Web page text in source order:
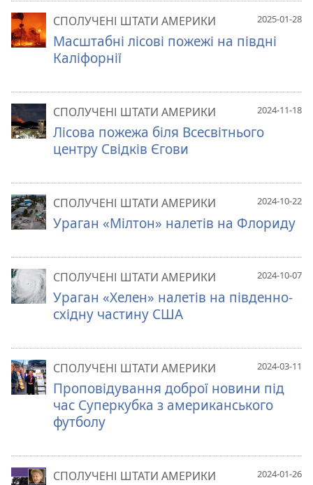
2025-01-28
СПОЛУЧЕНІ ШТАТИ АМЕРИКИ
Масштабні лісові пожежі на півдні
Каліфорнії
2024-11-18
СПОЛУЧЕНІ ШТАТИ АМЕРИКИ
Лісова пожежа біля Всесвітнього
центру Свідків Єгови
2024-10-22
СПОЛУЧЕНІ ШТАТИ АМЕРИКИ
Ураган «Мілтон» налетів на Флориду
2024-10-07
СПОЛУЧЕНІ ШТАТИ АМЕРИКИ
Ураган «Хелен» налетів на південно-
східну частину США
2024-03-11
СПОЛУЧЕНІ ШТАТИ АМЕРИКИ
Проповідування доброї новини під
час Суперкубка з американського
футболу
2024-01-26
СПОЛУЧЕНІ ШТАТИ АМЕРИКИ